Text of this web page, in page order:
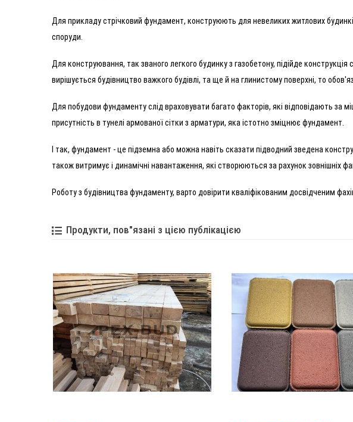
Для прикладу стрічковий фундамент, конструюють для невеликих житлових
споруди.
Для конструювання, так званого легкого будинку з газобетону, підійде
вирішується будівництво важкого будівлі, та ще й на глинистому поверхні, то
Для побудови фундаменту слід враховувати багато факторів, які відповідають за
присутність в тунелі армованої сітки з арматури, яка істотно зміцнює фундамент.
І так, фундамент - це підземна або можна навіть сказати підводний зведена
також витримує і динамічні навантаження, які створюються за рахунок зовнішніх
Роботу з будівництва фундаменту, варто довірити кваліфікованим досвідченим
Продукти, пов"язані з цією публікацією